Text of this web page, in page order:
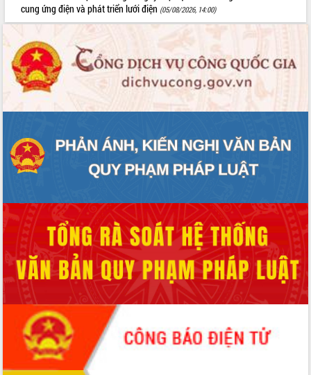
giải ngân vốn khắc phục thiên tai
hoạch tỉnh thời kỳ 2021-2030
Hội thảo góp ý hồ sơ điều chỉnh quy
hoạch tỉnh Đắk Lắk thời kỳ 2021-2030,
tầm nhìn đến năm 2050
Nâng cao hiệu quả hoạt động của các
Hội nghị triển khai kết nối mạng
truyền số liệu chuyên dùng phục vụ cơ
quan Đảng, Nhà nước
Xã Ea Kar bước chuyển mình trong
công tác cải cách hành chính mô hình
mới
UBND tỉnh họp báo định kỳ tháng 4
năm 2026
Hội thảo khoa học “Giải pháp thúc đẩy
phát triển nền kinh tế xanh tại tỉnh
Đắk Lắk”
Tăng cường giám sát, đôn đốc thực
hiện nhiệm vụ quản lý tài sản công
cung ứng điện và phát triển lưới điện (05/08/2026, 14:00)